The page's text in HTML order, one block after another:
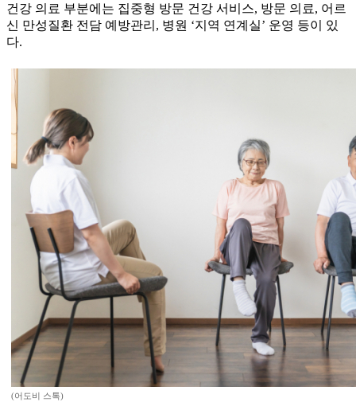
건강 의료 부분에는 집중형 방문 건강 서비스, 방문 의료, 어르
신 만성질환 전담 예방관리, 병원 ‘지역 연계실’ 운영 등이 있
다.
(어도비 스톡)